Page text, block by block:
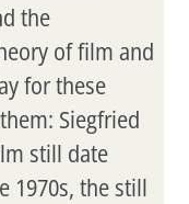
the
of film and
for these
Siegfried
still date
1970s, the still